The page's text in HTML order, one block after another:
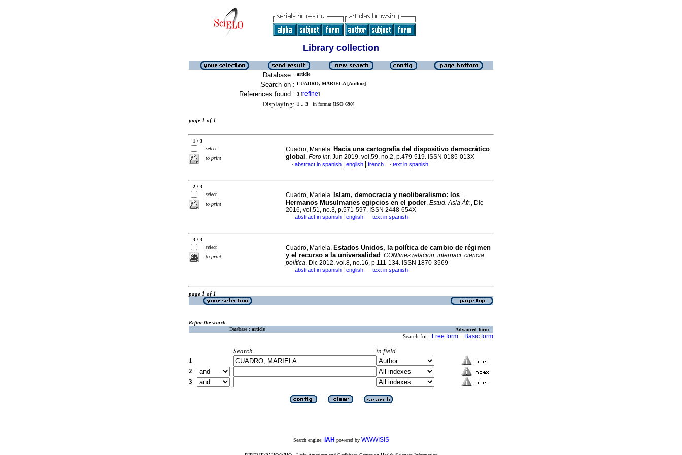
Library collection
Database : article
Search on : CUADRO, MARIELA [Author]
References found : 3 [refine]
Displaying: 1 .. 3 in format [ISO 690]
page 1 of 1
1 / 3
select
to print
Cuadro, Mariela. Hacia una cartografía del dispositivo democrático
global . Foro int, Jun 2019, vol.59, no.2, p.479-519. ISSN 0185-013X
· abstract in spanish english french · text in spanish
2 / 3
select
to print
Cuadro, Mariela. Islam, democracia y neoliberalismo: los
Hermanos Musulmanes egipcios en el poder. Estud. Asia Áfr., Dic
2016, vol.51, no.3, p.571-597. ISSN 2448-654X
· abstract in spanish english · text in spanish
3 / 3
select
to print
Cuadro, Mariela. Estados Unidos, la política de cambio de régimen
y el recurso a la universalidad . CONfines relacion. internaci. ciencia
política, Dic 2012, vol.8, no.16, p.111-134. ISSN 1870-3569
· abstract in spanish english · text in spanish
page 1 of 1
Refine the search
Database : article Advanced form
Search for : Free form Basic form
Search
in field
1
2
3
Search engine: iAH powered by WWWISIS